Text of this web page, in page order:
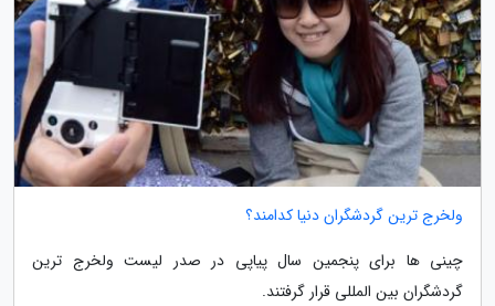
ولخرج ترین گردشگران دنیا کدامند؟
چینی ها برای پنجمین سال پیاپی در صدر لیست ولخرج ترین
گردشگران بین المللی قرار گرفتند.